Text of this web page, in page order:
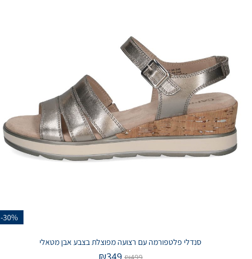
-30%
סנדלי פלטפורמה עם רצועה מפוצלת בצבע אבן מטאלי